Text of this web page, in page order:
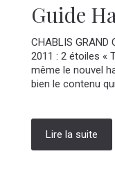
Guide
CHABLIS GRAND
2011 : 2 étoiles «
même le nouvel
bien le contenu
Lire la suite